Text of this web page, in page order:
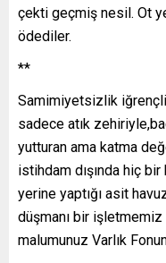
çekti geçmiş nesil. Ot
ödediler.
**
Samimiyetsizlik iğrençlik
sadece atık
yutturan ama katma
istihdam dışında hiç
yerine yaptığı asit
düşmanı bir
malumunuz Varlık